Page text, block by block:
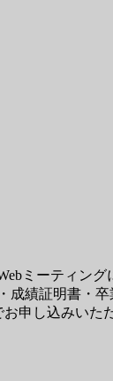
ミーティング
績証明書・
申し込みいた